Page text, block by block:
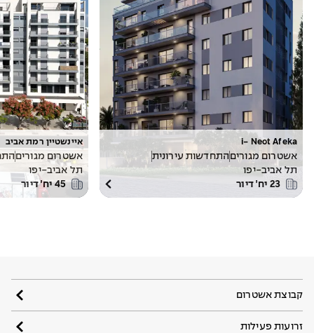
i- Neot Afeka
אשטרום מגורים התחדשות עירונית
תל אביב-יפו
23 יח׳ דיור
איינשטיין רמת אביב
אשטרום מגורים
תל אביב-יפו
45 יח׳ דיור
קבוצת אשטרום
זרועות פעילות